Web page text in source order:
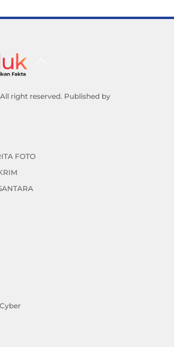
right reserved. Published by
FOTO